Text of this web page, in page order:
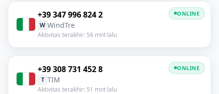
+39 347 996 824 2
W WindTre
Aktivitas terakhir: 56 mnt lalu
ONLINE
+39 308 731 452 8
T TIM
Aktivitas terakhir: 51 mnt lalu
ONLINE